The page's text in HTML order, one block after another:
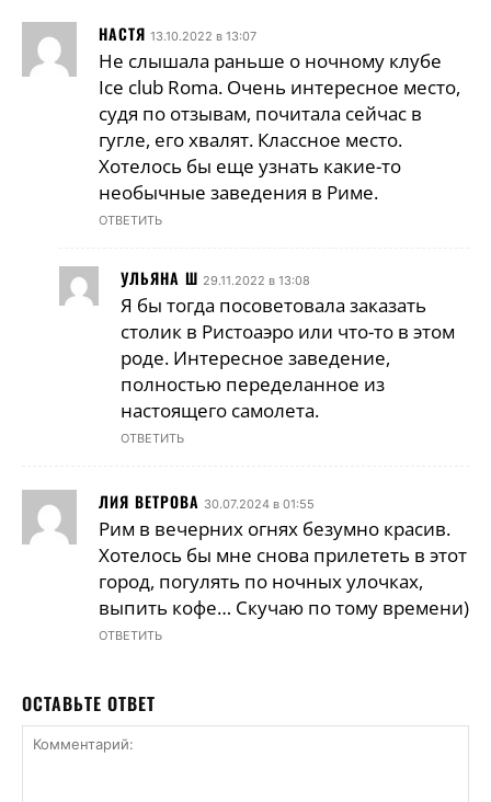
НАСТЯ 13.10.2022 в 13:07
Не слышала раньше о ночному клубе
Ice club Roma. Очень интересное место,
судя по отзывам, почитала сейчас в
гугле, его хвалят. Классное место.
Хотелось бы еще узнать какие-то
необычные заведения в Риме.
ОТВЕТИТЬ
УЛЬЯНА Ш 29.11.2022 в 13:08
Я бы тогда посоветовала заказать
столик в Ристоаэро или что-то в этом
роде. Интересное заведение,
полностью переделанное из
настоящего самолета.
ОТВЕТИТЬ
ЛИЯ ВЕТРОВА 30.07.2024 в 01:55
Рим в вечерних огнях безумно красив.
Хотелось бы мне снова прилететь в этот
город, погулять по ночных улочках,
выпить кофе… Скучаю по тому времени)
ОТВЕТИТЬ
ОСТАВЬТЕ ОТВЕТ